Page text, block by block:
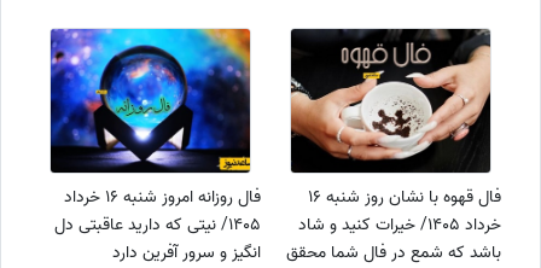
برنداشته‌ای/ پیام انگیزشی امروز +
ویدئو
نیت قلبیتان به شما میرسد
فال قهوه با نشان روز شنبه 16
خرداد 1405/ خیرات کنید و شاد
باشد که شمع در فال شما محقق
فال روزانه امروز شنبه 16 خرداد
1405/ نیتی که دارید عاقبتی دل
انگیز و سرور آفرین دارد